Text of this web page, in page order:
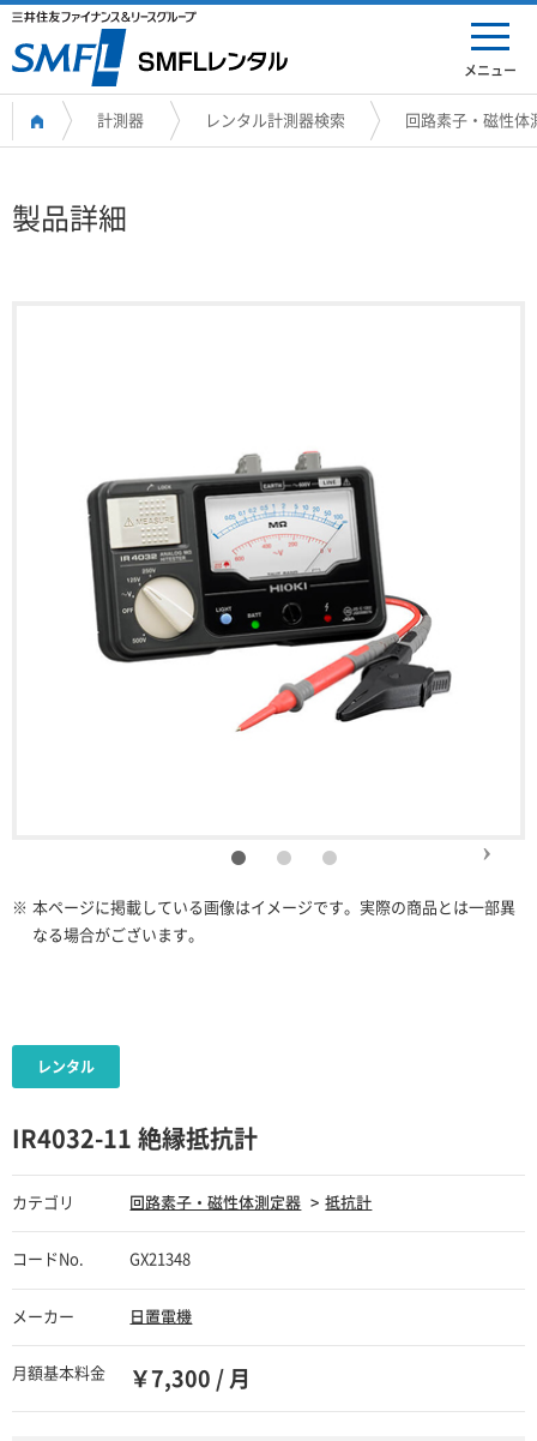
メニュー
計測器 レンタル計測器検索 回路素子・磁性体
製品詳細
※ 本ページに掲載している画像はイメージです。実際の商品とは一部異
なる場合がございます。
IR4032-11 絶縁抵抗計
カテゴリ 回路素子・磁性体測定器 抵抗計
コードNo. GX21348
メーカー 日置電機
月額基本料金 ￥7,300 / 月